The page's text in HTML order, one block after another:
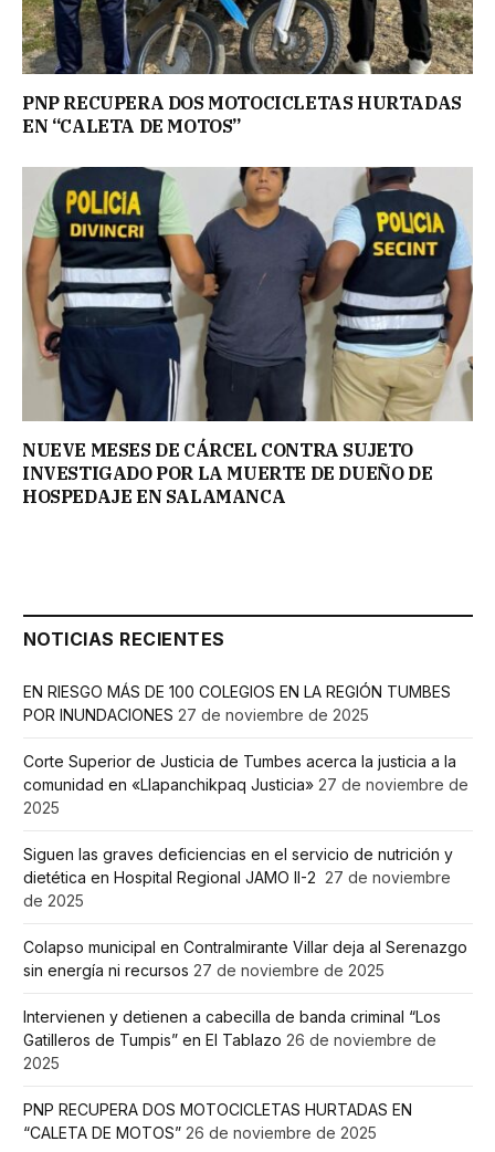
PNP RECUPERA DOS MOTOCICLETAS HURTADAS
EN “CALETA DE MOTOS”
NUEVE MESES DE CÁRCEL CONTRA SUJETO
INVESTIGADO POR LA MUERTE DE DUEÑO DE
HOSPEDAJE EN SALAMANCA
NOTICIAS RECIENTES
EN RIESGO MÁS DE 100 COLEGIOS EN LA REGIÓN TUMBES
POR INUNDACIONES 27 de noviembre de 2025
Corte Superior de Justicia de Tumbes acerca la justicia a la
comunidad en «Llapanchikpaq Justicia» 27 de noviembre de
2025
Siguen las graves deficiencias en el servicio de nutrición y
dietética en Hospital Regional JAMO II-2 27 de noviembre
de 2025
Colapso municipal en Contralmirante Villar deja al Serenazgo
sin energía ni recursos 27 de noviembre de 2025
Intervienen y detienen a cabecilla de banda criminal “Los
Gatilleros de Tumpis” en El Tablazo 26 de noviembre de
2025
PNP RECUPERA DOS MOTOCICLETAS HURTADAS EN
“CALETA DE MOTOS” 26 de noviembre de 2025